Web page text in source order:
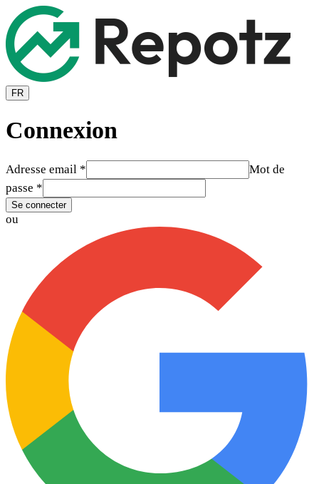
FR
Connexion
Adresse email *
Mot de
passe *
Se connecter
ou